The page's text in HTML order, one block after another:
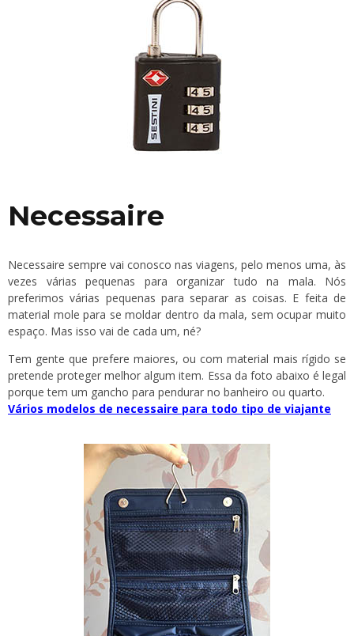
Necessaire
Necessaire sempre vai conosco nas viagens, pelo menos uma, às
vezes várias pequenas para organizar tudo na mala. Nós
preferimos várias pequenas para separar as coisas. E feita de
material mole para se moldar dentro da mala, sem ocupar muito
espaço. Mas isso vai de cada um, né?
Tem gente que prefere maiores, ou com material mais rígido se
pretende proteger melhor algum item. Essa da foto abaixo é legal
porque tem um gancho para pendurar no banheiro ou quarto.
Vários modelos de necessaire para todo tipo de viajante